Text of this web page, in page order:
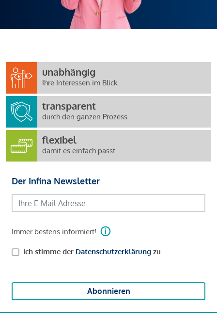
unabhängig
Ihre Interessen im Blick
transparent
durch den ganzen Prozess
flexibel
damit es einfach passt
Der Infina Newsletter
Immer bestens informiert!
Ich stimme der Datenschutzerklärung zu.
Abonnieren